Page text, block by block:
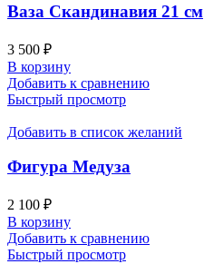
Ваза Скандинавия 21 см
3 500 ₽
В корзину
Добавить к сравнению
Быстрый просмотр
Добавить в список желаний
Фигура Медуза
2 100 ₽
В корзину
Добавить к сравнению
Быстрый просмотр